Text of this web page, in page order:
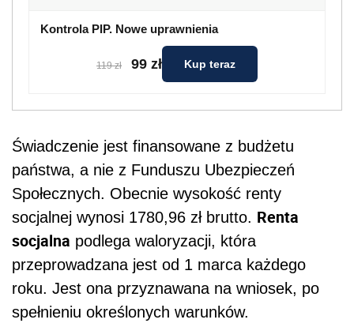
Kontrola PIP. Nowe uprawnienia
119 zł 99 zł Kup teraz
Świadczenie jest finansowane z budżetu
państwa, a nie z Funduszu Ubezpieczeń
Społecznych. Obecnie wysokość renty
socjalnej wynosi 1780,96 zł brutto. Renta
socjalna podlega waloryzacji, która
przeprowadzana jest od 1 marca każdego
roku. Jest ona przyznawana na wniosek, po
spełnieniu określonych warunków.